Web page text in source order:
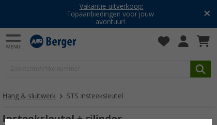
Vakantie-uitverkoop:
Topaanbiedingen voor jouw
avontuur!
Hang & sluitwerk STS insteeksleutel
Insteeksleutel + cilinder